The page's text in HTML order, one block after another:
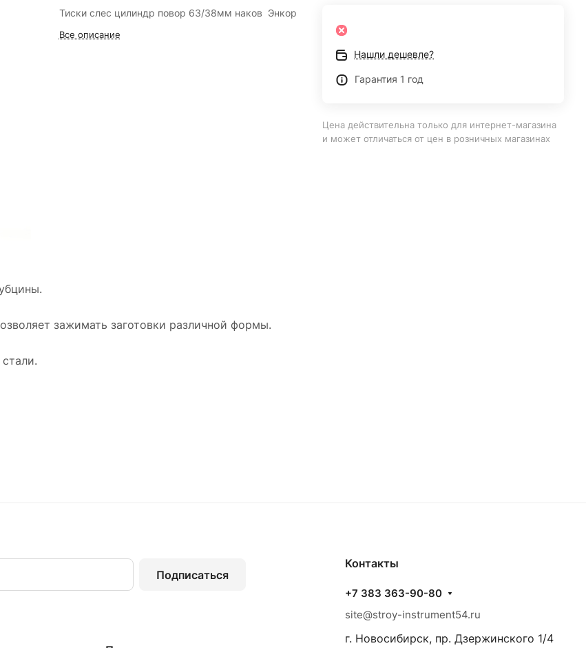
Тиски слес цилиндр повор 63/38мм наков Энкор
Все описание
Нашли дешевле?
Гарантия 1 год
Цена действительна только для интернет-магазина
и может отличаться от цен в розничных магазинах
зажимать заготовки различной формы.
Подписаться
Контакты
+7 383 363-90-80
site@stroy-instrument54.ru
г. Новосибирск, пр. Дзержинского 1/4